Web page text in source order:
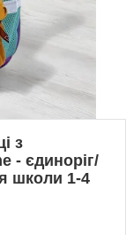
з
- єдиноріг/
школи 1-4